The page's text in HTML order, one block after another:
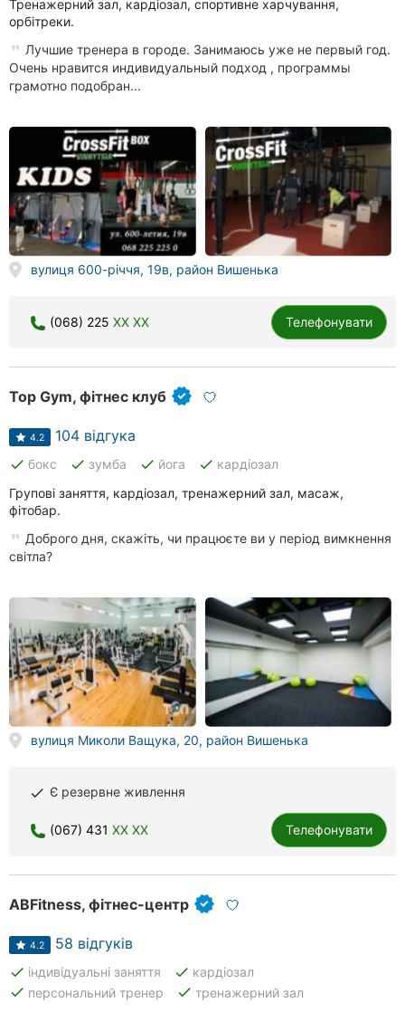
Запоріжжя
Дніпро
Львів
Кривий
Миколаїв
Херсон
Полтава
Франківськ
Луцьк
Ужгород
Тренажерний зал, кардіозал, спортивне харчування,
орбітреки.
Лучшие тренера в городе. Занимаюсь уже не первый год.
Очень нравится индивидуальный подход , программы
грамотно подобран...
вулиця 600-річчя, 19в, район Вишенька
(068) 225 XX XX Телефонувати
Top Gym, фітнес клуб
4.2 104 відгука
done бокс done зумба done йога done кардіозал
Групові заняття, кардіозал, тренажерний зал, масаж,
фітобар.
Доброго дня, скажіть, чи працюєте ви у період вимкнення
світла?
вулиця Миколи Ващука, 20, район Вишенька
done Є резервне живлення
(067) 431 XX XX Телефонувати
ABFitness, фітнес-центр
4.2 58 відгуків
done індивідуальні заняття done кардіозал
done персональний тренер done тренажерний зал